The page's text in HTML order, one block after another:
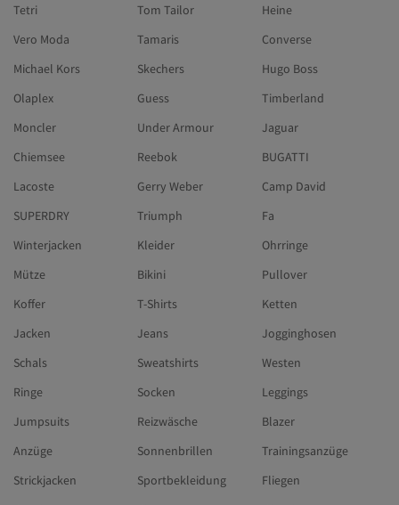
Tetri
Tom Tailor
Heine
Vero Moda
Tamaris
Converse
Michael Kors
Skechers
Hugo Boss
Olaplex
Guess
Timberland
Moncler
Under Armour
Jaguar
Chiemsee
Reebok
BUGATTI
Lacoste
Gerry Weber
Camp David
SUPERDRY
Triumph
Fa
Winterjacken
Kleider
Ohrringe
Mütze
Bikini
Pullover
Koffer
T-Shirts
Ketten
Jacken
Jeans
Jogginghosen
Schals
Sweatshirts
Westen
Ringe
Socken
Leggings
Jumpsuits
Reizwäsche
Blazer
Anzüge
Sonnenbrillen
Trainingsanzüge
Strickjacken
Sportbekleidung
Fliegen